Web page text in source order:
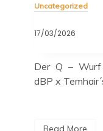
Uncategorized
17/03/2026
Der Q – Wurf
dBP x
Read More